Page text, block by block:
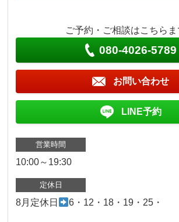
ご予約・ご相談はこちらま
080-4026-5789
お問い合わせ
LINE予約
営業時間
10:00～19:30
定休日
8月定休日 6・12・18・19・25・